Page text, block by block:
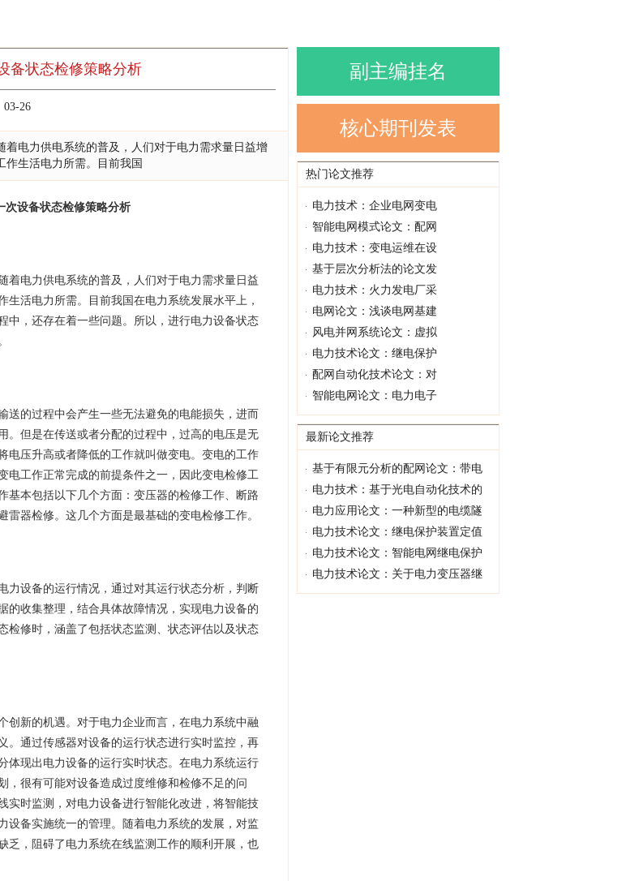
备状态检修策略分析
03-26
电力供电系统的普及，人们对于电力需求量日益增
作生活电力所需。目前我国
次设备状态检修策略分析
电力供电系统的普及，人们对于电力需求量日益
活电力所需。目前我国在电力系统发展水平上，
中，还存在着一些问题。所以，进行电力设备状态
的过程中会产生一些无法避免的电能损失，进而
。但是在传送或者分配的过程中，过高的电压是无
电压升高或者降低的工作就叫做变电。变电的工作
电工作正常完成的前提条件之一，因此变电检修工
基本包括以下几个方面：变压器的检修工作、断路
器检修。这几个方面是最基础的变电检修工作。
设备的运行情况，通过对其运行状态分析，判断
的收集整理，结合具体故障情况，实现电力设备的
检修时，涵盖了包括状态监测、状态评估以及状态
新的机遇。对于电力企业而言，在电力系统中融
。通过传感器对设备的运行状态进行实时监控，再
体现出电力设备的运行实时状态。在电力系统运行
，很有可能对设备造成过度维修和检修不足的问
实时监测，对电力设备进行智能化改进，将智能技
设备实施统一的管理。随着电力系统的发展，对监
乏，阻碍了电力系统在线监测工作的顺利开展，也
副主编挂名
核心期刊发表
热门论文推荐
电力技术：企业电网变电
智能电网模式论文：配网
电力技术：变电运维在设
基于层次分析法的论文发
电力技术：火力发电厂采
电网论文：浅谈电网基建
风电并网系统论文：虚拟
电力技术论文：继电保护
配网自动化技术论文：对
智能电网论文：电力电子
最新论文推荐
基于有限元分析的配网论文：带电
电力技术：基于光电自动化技术的
电力应用论文：一种新型的电缆隧
电力技术论文：继电保护装置定值
电力技术论文：智能电网继电保护
电力技术论文：关于电力变压器继